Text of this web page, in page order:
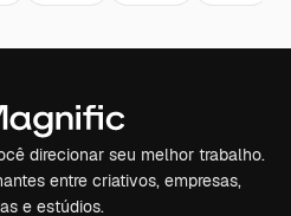
direcionar seu melhor trabalho.
entre criativos, empresas,
e estúdios.